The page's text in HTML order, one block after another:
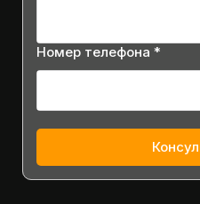
Номер телефона *